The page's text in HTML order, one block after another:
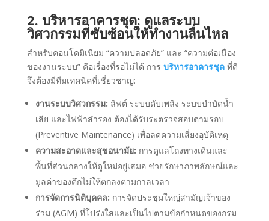
2. บริหารอาคารชุด: ดูแลระบบ
วิศวกรรมที่ซับซ้อนให้ทำงานลื่นไหล
สำหรับคอนโดมิเนียม “ความปลอดภัย” และ “ความต่อเนื่อง
ของงานระบบ” คือเรื่องที่รอไม่ได้ การ บริหารอาคารชุดที่ดี
จึงต้องมีทีมเทคนิคที่เชี่ยวชาญ:
งานระบบวิศวกรรม: ลิฟต์ ระบบดับเพลิง ระบบบำบัดน้ำ
เสีย และไฟฟ้าสำรอง ต้องได้รับระตรวจสอบตามรอบ
(Preventive Maintenance) เพื่อลดความเสี่ยงอุบัติเหตุ
ความสะอาดและสุขอนามัย: การดูแลโถงทางเดินและ
พื้นที่ส่วนกลางให้ดูใหม่อยู่เสมอ ช่วยรักษาภาพลักษณ์และ
มูลค่าของตึกไม่ให้ตกลงตามกาลเวลา
การจัดการนิติบุคคล: การจัดประชุมใหญ่สามัญเจ้าของ
ร่วม (AGM) ที่โปร่งใสและเป็นไปตามข้อกำหนดของกรม